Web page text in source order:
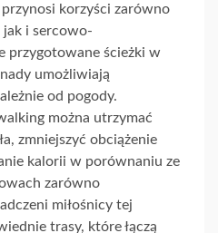
przynosi korzyści zarówno
jak i sercowo-
przygotowane ścieżki w
umożliwiają
od pogody.
można utrzymać
zmniejszyć obciążenie
kalorii w porównaniu ze
zarówno
miłośnicy tej
trasy, które łączą